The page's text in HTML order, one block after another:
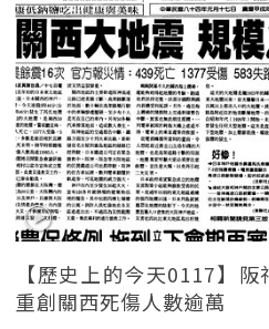
【歷史上的今天0117】
重創關西死傷人數逾萬